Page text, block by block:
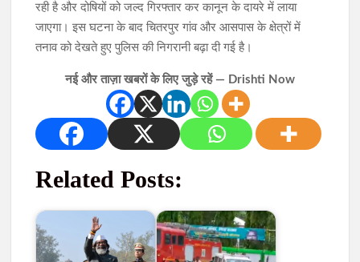
रही है और दोषियों को जल्द गिरफ्तार कर कानून के दायरे में लाया
जाएगा। इस घटना के बाद चितरपुर गांव और आसपास के क्षेत्रों में
तनाव को देखते हुए पुलिस की निगरानी बढ़ा दी गई है।
नई और ताज़ा खबरों के लिए जुड़े रहें — Drishti Now
Related Posts: